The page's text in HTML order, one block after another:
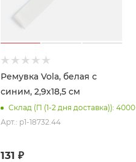
Ремувка Vola, белая с
синим, 2,9х18,5 см
Склад (П (1-2 дня доставка)): 4000
Арт.: p1-18732.44
131 ₽